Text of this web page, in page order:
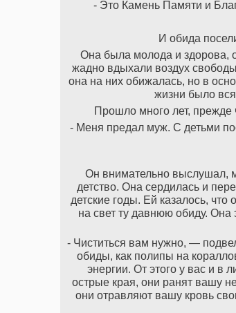
- Это Камень Памяти и
И обида
Она была молода и здорова,
жадно вдыхали воздух
она на них обижалась, но в
жизни было
Прошло много лет, прежде
- Меня предал муж. С детьми
Он внимательно выслушал,
детство. Она сердилась и
детские годы. Ей казалось,
на свет ту давнюю обиду. Она
- Чиститься вам нужно, —
обиды, как полипы на
энергии. От этого у вас и в
острые края, они ранят вашу
они отравляют вашу кровь